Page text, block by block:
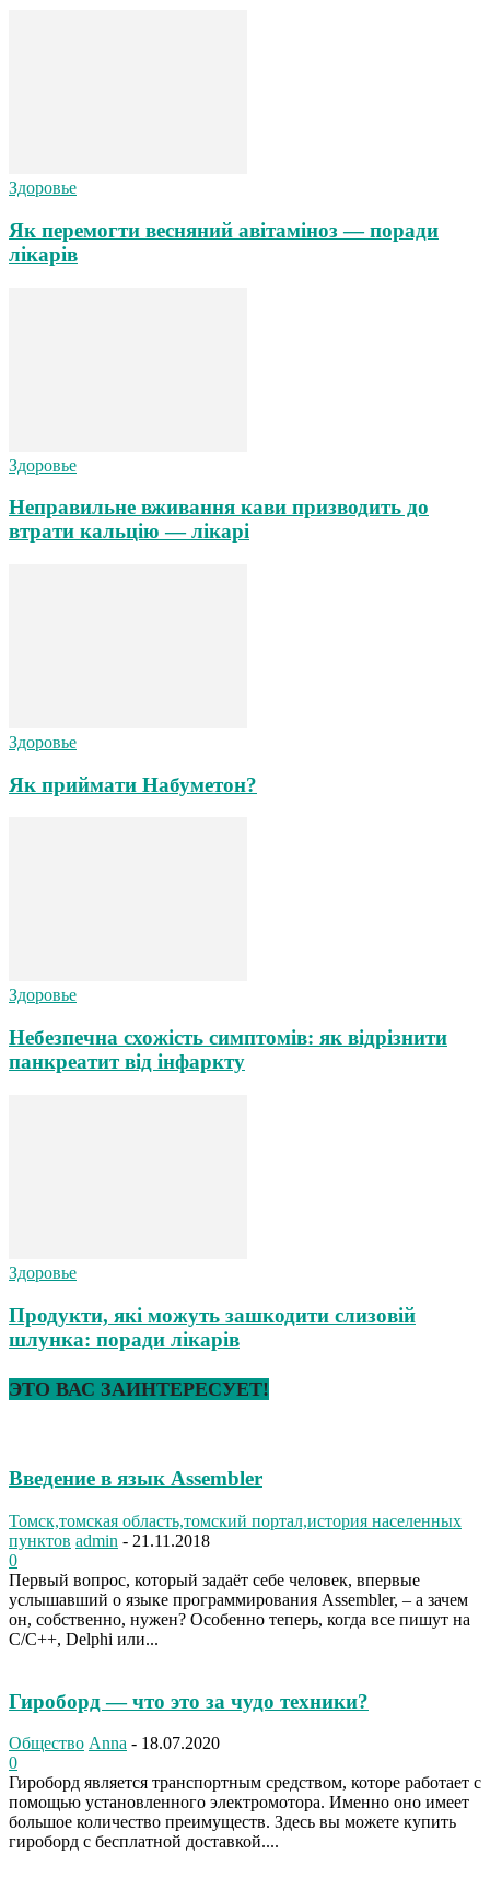
Здоровье
Як перемогти весняний авітаміноз — поради
лікарів
Здоровье
Неправильне вживання кави призводить до
втрати кальцію — лікарі
Здоровье
Як приймати Набуметон?
Здоровье
Небезпечна схожість симптомів: як відрізнити
панкреатит від інфаркту
Здоровье
Продукти, які можуть зашкодити слизовій
шлунка: поради лікарів
ЭТО ВАС ЗАИНТЕРЕСУЕТ!
Введение в язык Assembler
Томск,томская область,томский портал,история населенных
пунктов admin - 21.11.2018
0
Первый вопрос, который задаёт себе человек, впервые
услышавший о языке программирования Assembler, – а зачем
он, собственно, нужен? Особенно теперь, когда все пишут на
C/C++, Delphi или...
Гироборд — что это за чудо техники?
Общество Anna - 18.07.2020
0
Гироборд является транспортным средством, которе работает с
помощью установленного электромотора. Именно оно имеет
большое количество преимуществ. Здесь вы можете купить
гироборд с бесплатной доставкой....